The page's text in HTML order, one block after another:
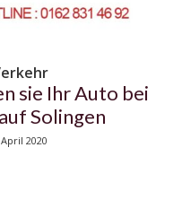
sie Ihr Auto bei
Solingen
2020